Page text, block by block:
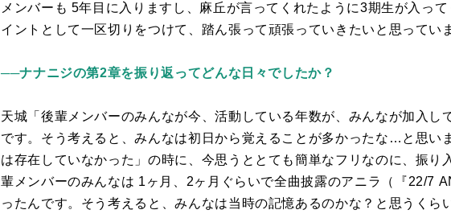
メンバーも 5年目に入りますし、麻丘が言ってくれたように3期生が入っ
イントとして一区切りをつけて、踏ん張って頑張っていきたいと思ってい
──ナナニジの第2章を振り返ってどんな日々でしたか？
天城「後輩メンバーのみんなが今、活動している年数が、みんなが加入し
です。そう考えると、みんなは初日から覚えることが多かったな…と思い
は存在していなかった」の時に、今思うととても簡単なフリなのに、振り
輩メンバーのみんなは 1 ヶ月、 2ヶ月ぐらいで全曲披露のアニラ（『22/7
ったんです。そう考えると、みんなは当時の記憶あるのかな？と思うくら